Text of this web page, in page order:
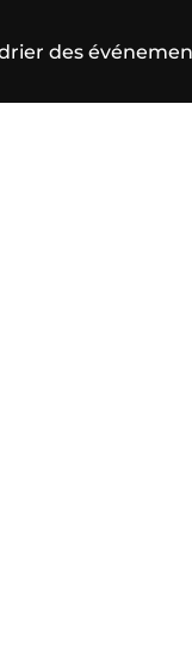
des